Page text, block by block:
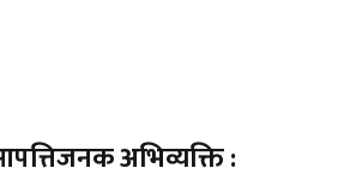
अभिव्यक्ति :